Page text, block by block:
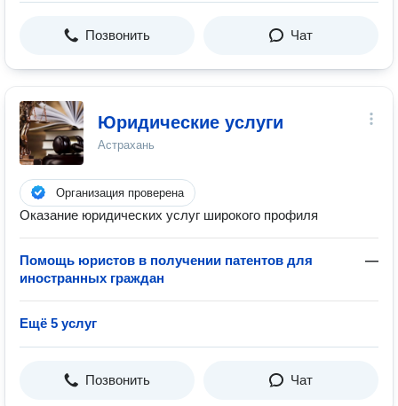
Позвонить Чат
Юридические услуги
Астрахань
Организация проверена
Оказание юридических услуг широкого профиля
Помощь юристов в получении патентов для
иностранных граждан
—
Ещё 5 услуг
Позвонить Чат